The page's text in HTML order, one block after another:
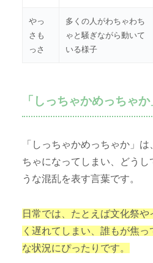
やっ
さも
っさ
多くの人がわちゃわち
ゃと騒ぎながら動いて
いる様子
「しっちゃかめっちゃ
「しっちゃかめっちゃか」
ちゃになってしまい、どうし
うな混乱を表す言葉です。
日常では、たとえば文化祭や
く遅れてしまい、誰もが焦っ
な状況にぴったりです。